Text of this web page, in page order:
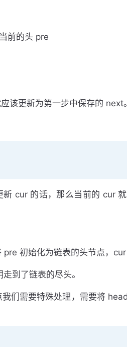
前的头 pre
该更新为第一步中保存的 next。
cur 的话，那么当前的 cur
初始化为链表的头节点，cur
到了链表的尽头。
们需要特殊处理，需要将